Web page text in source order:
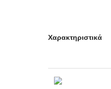
Χαρακτηριστικά